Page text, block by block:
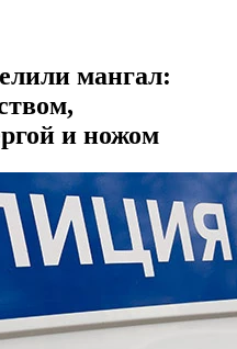
мангал:
и ножом